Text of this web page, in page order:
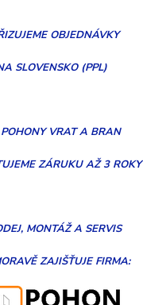
OBJEDNÁVKY
SLOVENSKO (PPL)
VRAT A BRAN
ZÁRUKU AŽ 3 ROKY
MONTÁŽA SERVIS
ZAJIŠŤUJE FIRMA: